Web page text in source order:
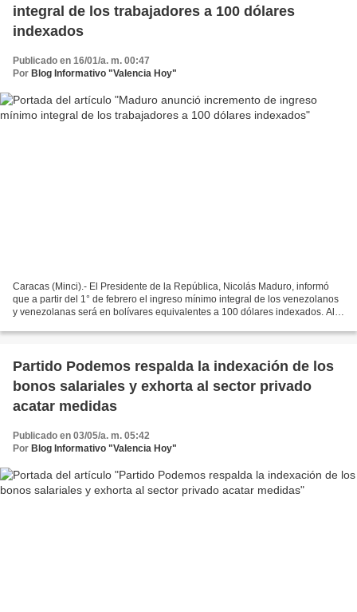
integral de los trabajadores a 100 dólares
indexados
Publicado en 16/01/a. m. 00:47
Por Blog Informativo "Valencia Hoy"
Caracas (Minci).- El Presidente de la República, Nicolás Maduro, informó
que a partir del 1° de febrero el ingreso mínimo integral de los venezolanos
y venezolanas será en bolívares equivalentes a 100 dólares indexados. Al
Partido Podemos respalda la indexación de los
bonos salariales y exhorta al sector privado
acatar medidas
Publicado en 03/05/a. m. 05:42
Por Blog Informativo "Valencia Hoy"